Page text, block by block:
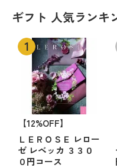
ギフト 人気ランキ
【12%OFF】
ＬＥＲＯＳＥ レロー
ゼ レベッカ ３３０
０円コース